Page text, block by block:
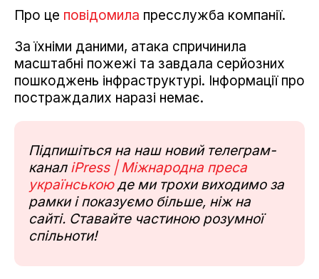
Про це повідомила пресслужба компанії.
За їхніми даними, атака спричинила
масштабні пожежі та завдала серйозних
пошкоджень інфраструктурі. Інформації про
постраждалих наразі немає.
Підпишіться на наш новий телеграм-
канал iPress | Міжнародна преса
українськоюде ми трохи виходимо за
рамки і показуємо більше, ніж на
сайті. Ставайте частиною розумної
спільноти!